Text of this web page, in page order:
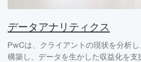
データアナリティクス
PwCは、クライアントの現状を分析
構築し、データを生かした収益化を